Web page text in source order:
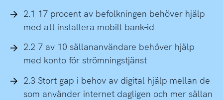
2.1 17 procent av befolkningen behöver hjälp
med att installera mobilt bank-id
2.2 7 av 10 sällananvändare behöver hjälp
med konto för strömningstjänst
2.3 Stort gap i behov av digital hjälp mellan de
som använder internet dagligen och mer sällan